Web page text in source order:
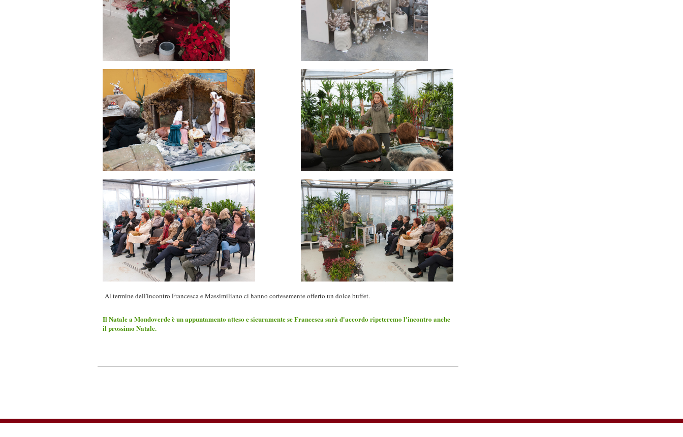
Al termine dell'incontro Francesca e Massimiliano ci hanno cortesemente offerto un dolce buffet.
Il Natale a Mondoverde è un appuntamento atteso e sicuramente se Francesca sarà d'accordo ripeteremo l'incontro anche
il prossimo Natale.